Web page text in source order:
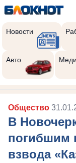
Новости
Авто
Общество
В
погибшим
взвода